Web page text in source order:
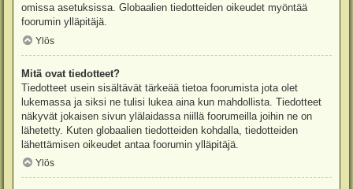
omissa asetuksissa. Globaalien tiedotteiden oikeudet myöntää
foorumin ylläpitäjä.
Ylös
Mitä ovat tiedotteet?
Tiedotteet usein sisältävät tärkeää tietoa foorumista jota olet
lukemassa ja siksi ne tulisi lukea aina kun mahdollista. Tiedotteet
näkyvät jokaisen sivun ylälaidassa niillä foorumeilla joihin ne on
lähetetty. Kuten globaalien tiedotteiden kohdalla, tiedotteiden
lähettämisen oikeudet antaa foorumin ylläpitäjä.
Ylös